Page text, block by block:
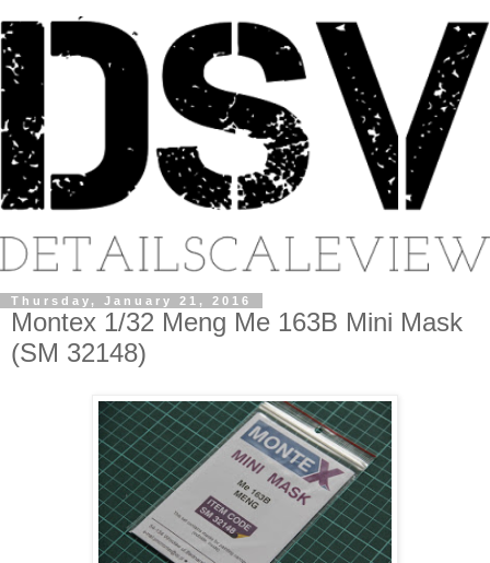
Thursday, January 21, 2016
Montex 1/32 Meng Me 163B Mini Mask
(SM 32148)